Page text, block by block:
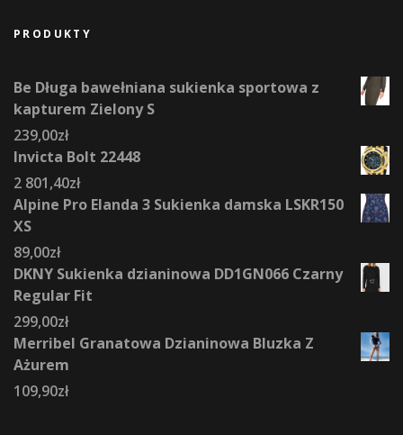
PRODUKTY
Be Długa bawełniana sukienka sportowa z
kapturem Zielony S
239,00zł
Invicta Bolt 22448
2 801,40zł
Alpine Pro Elanda 3 Sukienka damska LSKR150
XS
89,00zł
DKNY Sukienka dzianinowa DD1GN066 Czarny
Regular Fit
299,00zł
Merribel Granatowa Dzianinowa Bluzka Z
Ażurem
109,90zł